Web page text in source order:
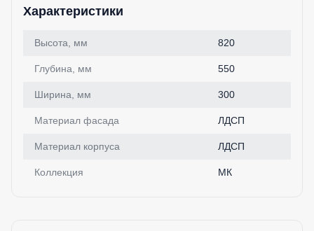
Характеристики
Высота, мм 820
Глубина, мм 550
Ширина, мм 300
Материал фасада ЛДСП
Материал корпуса ЛДСП
Коллекция МК